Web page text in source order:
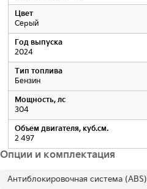
Цвет
Серый
Год выпуска
2024
Тип топлива
Бензин
Мощность, лс
304
Объем двигателя, куб.см.
2 497
Опции и комплектация
Антиблокировочная система (ABS)